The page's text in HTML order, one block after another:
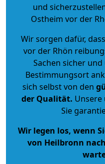
und
Ostheim vor der
Wir sorgen dafür,
vor der Rhön
Sachen sicher
Bestimmungsort
sich selbst von den
der Qualität. Unsere
Sie
Wir legen los, wenn
von Heilbronn